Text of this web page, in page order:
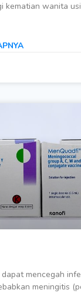
kematian wanita
mencegah
meningitis